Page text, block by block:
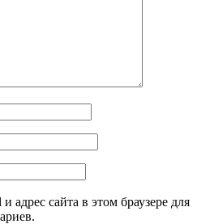
адрес сайта в этом браузере для